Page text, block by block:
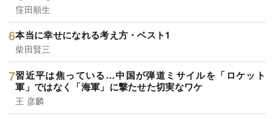
窪田順生
本当に幸せになれる考え方・ベスト1
柴田賢三
習近平は焦っている…中国が弾道ミサイルを「ロケット
軍」ではなく「海軍」に撃たせた切実なワケ
王 彦麟